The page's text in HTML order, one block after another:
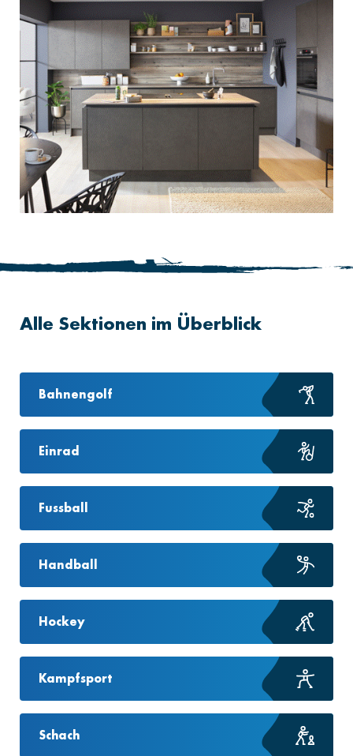
Alle Sektionen im Überblick
Bahnengolf
Einrad
Fussball
Handball
Hockey
Kampfsport
Schach